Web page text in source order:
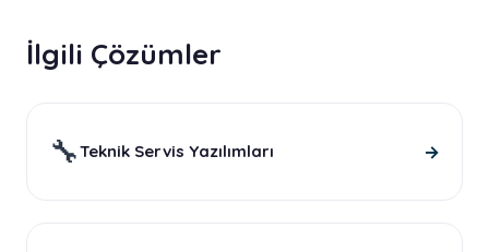
İlgili Çözümler
🔧Teknik Servis Yazılımları →